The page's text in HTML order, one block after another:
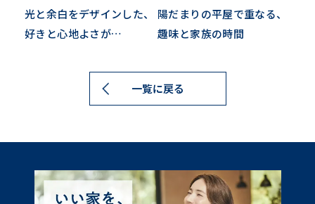
光と余白をデザインした、
好きと心地よさが…
陽だまりの平屋で重なる、
趣味と家族の時間
一覧に戻る